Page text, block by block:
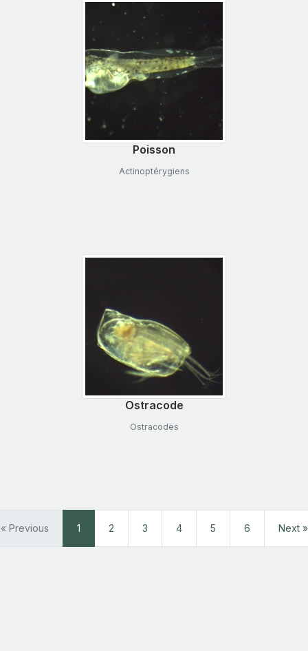
Poisson
Actinoptérygiens
Ostracode
Ostracodes
« Previous 1 2 3 4 5 6 Next »